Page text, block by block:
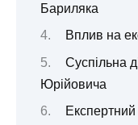
Бариляка
Вплив на
Суспільна
Юрійовича
Експертний